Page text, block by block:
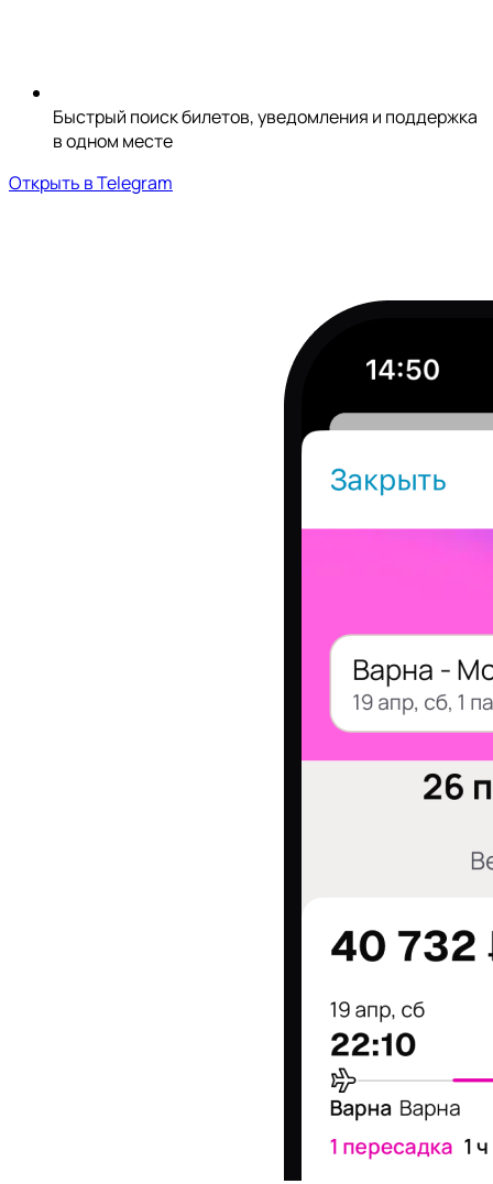
Быстрый поиск билетов, уведомления и поддержка
в одном месте
Открыть в Telegram